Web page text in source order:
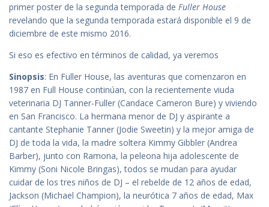
primer poster de la segunda temporada de Fuller House
revelando que la segunda temporada estará disponible el 9 de
diciembre de este mismo 2016.
Si eso es efectivo en términos de calidad, ya veremos
Sinopsis: En Fuller House, las aventuras que comenzaron en
1987 en Full House continúan, con la recientemente viuda
veterinaria DJ Tanner-Fuller (Candace Cameron Bure) y viviendo
en San Francisco. La hermana menor de DJ y aspirante a
cantante Stephanie Tanner (Jodie Sweetin) y la mejor amiga de
DJ de toda la vida, la madre soltera Kimmy Gibbler (Andrea
Barber), junto con Ramona, la peleona hija adolescente de
Kimmy (Soni Nicole Bringas), todos se mudan para ayudar
cuidar de los tres niños de DJ – el rebelde de 12 años de edad,
Jackson (Michael Champion), la neurótica 7 años de edad, Max